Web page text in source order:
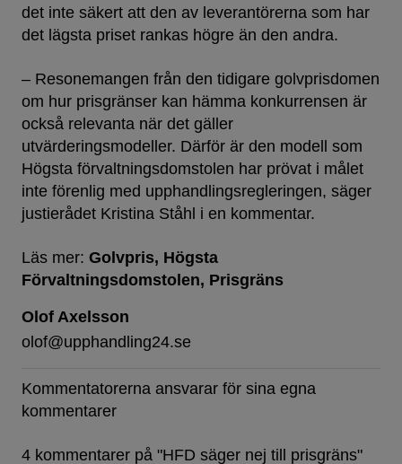
det inte säkert att den av leverantörerna som har
det lägsta priset rankas högre än den andra.
– Resonemangen från den tidigare golvprisdomen
om hur prisgränser kan hämma konkurrensen är
också relevanta när det gäller
utvärderingsmodeller. Därför är den modell som
Högsta förvaltningsdomstolen har prövat i målet
inte förenlig med upphandlingsregleringen, säger
justierådet Kristina Ståhl i en kommentar.
Läs mer: Golvpris Högsta
Förvaltningsdomstolen Prisgräns
Olof Axelsson
olof@upphandling24.se
Kommentatorerna ansvarar för sina egna
kommentarer
4 kommentarer på "HFD säger nej till prisgräns"